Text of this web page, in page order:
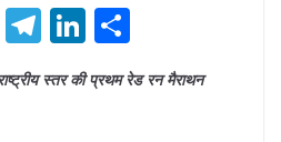
X T
e
Li
n
k
h
ar
स्तर की प्रथम रेड रन मैराथन